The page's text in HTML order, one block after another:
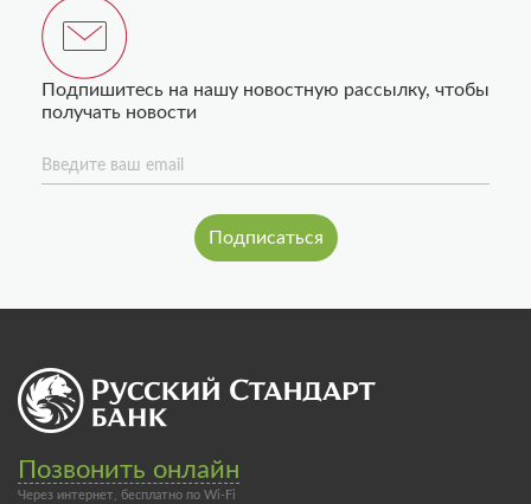
Подпишитесь на нашу новостную рассылку, чтобы
получать новости
Введите ваш email
Позвонить онлайн
Через интернет, бесплатно по Wi-Fi